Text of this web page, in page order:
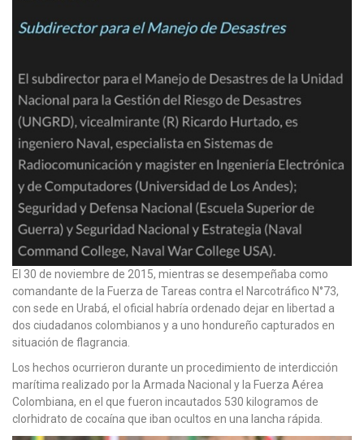
El 30 de noviembre de 2015, mientras se desempeñaba como
comandante de la Fuerza de Tareas contra el Narcotráfico N°73,
con sede en Urabá, el oficial habría ordenado dejar en libertad a
dos ciudadanos colombianos y a uno hondureño capturados en
situación de flagrancia.
Los hechos ocurrieron durante un procedimiento de interdicción
marítima realizado por la Armada Nacional y la Fuerza Aérea
Colombiana, en el que fueron incautados 530 kilogramos de
clorhidrato de cocaína que iban ocultos en una lancha rápida.